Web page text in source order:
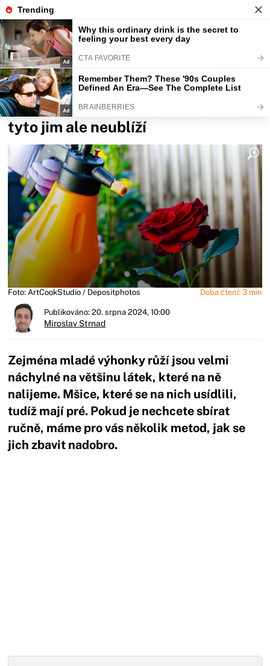
Fajntip.cz Bydlení
Mšice na růžích jsou velký problém:
Růže špatně snáší většinu
domácích metod na hubení mšic,
tyto jim ale neublíží
Foto: ArtCookStudio / Depositphotos Doba čtení: 3 min
Publikováno: 20. srpna 2024, 10:00
Miroslav Strnad
Zejména mladé výhonky růží jsou velmi
náchylné na většinu látek, které na ně
nalijeme. Mšice, které se na nich usídlili,
tudíž mají pré. Pokud je nechcete sbírat
ručně, máme pro vás několik metod, jak se
jich zbavit nadobro.